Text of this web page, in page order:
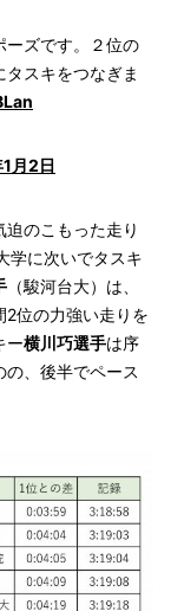
ーズです。２位の
スキをつなぎま
月2日
迫のこもった走り
学に次いでタスキ
（駿河台大）は、
2位の力強い走りを
ー横川巧選手は序
、後半でペース